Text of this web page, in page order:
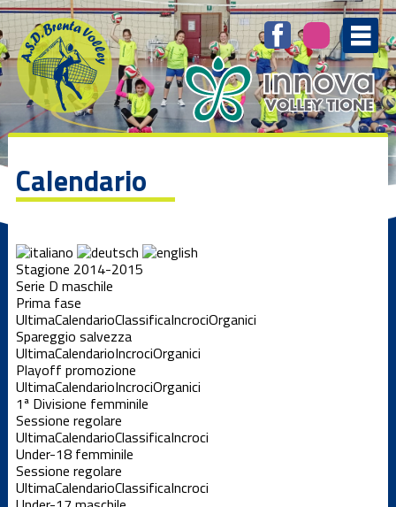
Calendario
Stagione 2014-2015
Serie D maschile
Prima fase
UltimaCalendarioClassificaIncrociOrganici
Spareggio salvezza
UltimaCalendarioIncrociOrganici
Playoff promozione
UltimaCalendarioIncrociOrganici
1ª Divisione femminile
Sessione regolare
UltimaCalendarioClassificaIncroci
Under-18 femminile
Sessione regolare
UltimaCalendarioClassificaIncroci